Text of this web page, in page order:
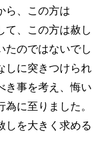
ら、この方は
、この方は赦し
たのではないでし
しに突きつけられ
き事を考え、悔い
に至りました。
しを大きく求める